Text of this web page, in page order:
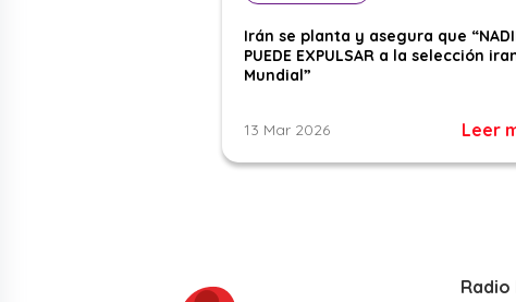
Irán se planta y asegura que
PUEDE EXPULSAR a la selección
Mundial”
13 Mar 2026 Leer
Radio